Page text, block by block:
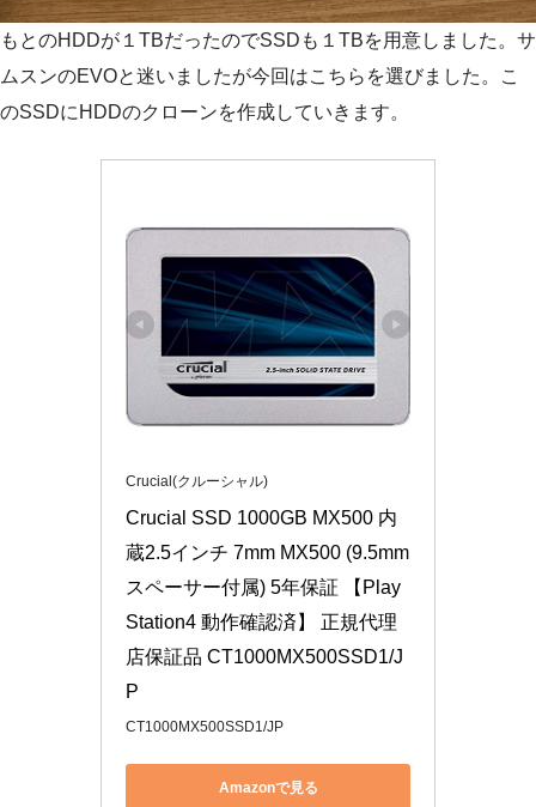
もとのHDDが１TBだったのでSSDも１TBを用意しました。サ
ムスンのEVOと迷いましたが今回はこちらを選びました。こ
のSSDにHDDのクローンを作成していきます。
Crucial(クルーシャル)
Crucial SSD 1000GB MX500 内
蔵2.5インチ 7mm MX500 (9.5mm
スペーサー付属) 5年保証 【Play
Station4 動作確認済】 正規代理
店保証品 CT1000MX500SSD1/J
P
CT1000MX500SSD1/JP
Amazonで見る